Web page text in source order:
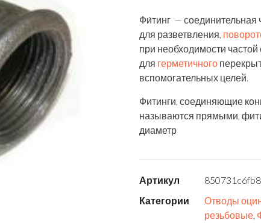
Фи́тинг — соединительная
для разветвления,
при необходимости частой
для герметичного
вспомогательных целей.
Фитинги, соединяющие
называются прямыми,
диаметр
Артикул
Категории
Отводы
резьбовые,